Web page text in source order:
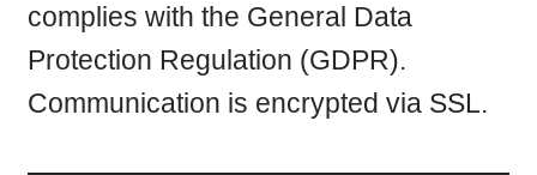
complies with the General Data
Protection Regulation (GDPR).
Communication is encrypted via SSL.